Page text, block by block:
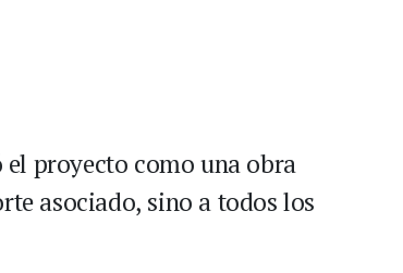
proyecto como una obra
asociado, sino a todos los